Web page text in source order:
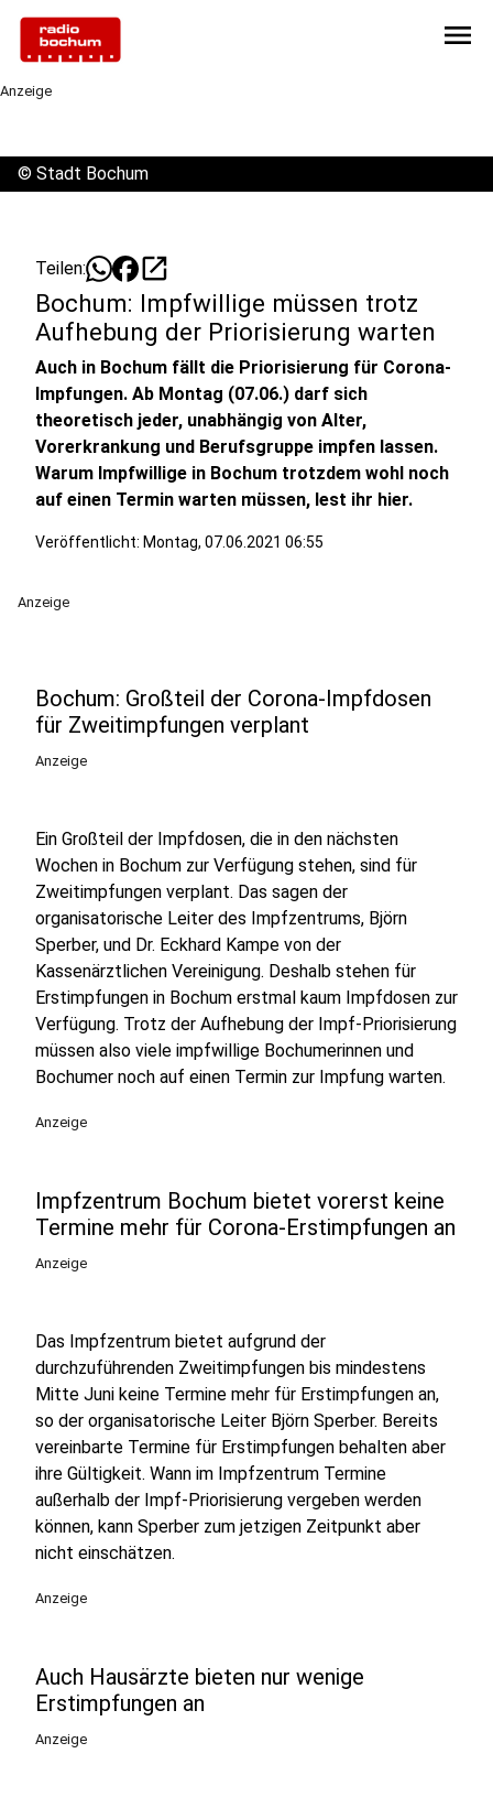
menu
Anzeige
© Stadt Bochum
Teilen: open_in_new
Bochum: Impfwillige müssen trotz
Aufhebung der Priorisierung warten
Auch in Bochum fällt die Priorisierung für Corona-
Impfungen. Ab Montag (07.06.) darf sich
theoretisch jeder, unabhängig von Alter,
Vorerkrankung und Berufsgruppe impfen lassen.
Warum Impfwillige in Bochum trotzdem wohl noch
auf einen Termin warten müssen, lest ihr hier.
Veröffentlicht: Montag, 07.06.2021 06:55
Anzeige
Bochum: Großteil der Corona-Impfdosen
für Zweitimpfungen verplant
Anzeige
Ein Großteil der Impfdosen, die in den nächsten
Wochen in Bochum zur Verfügung stehen, sind für
Zweitimpfungen verplant. Das sagen der
organisatorische Leiter des Impfzentrums, Björn
Sperber, und Dr. Eckhard Kampe von der
Kassenärztlichen Vereinigung. Deshalb stehen für
Erstimpfungen in Bochum erstmal kaum Impfdosen zur
Verfügung. Trotz der Aufhebung der Impf-Priorisierung
müssen also viele impfwillige Bochumerinnen und
Bochumer noch auf einen Termin zur Impfung warten.
Anzeige
Impfzentrum Bochum bietet vorerst keine
Termine mehr für Corona-Erstimpfungen an
Anzeige
Das Impfzentrum bietet aufgrund der
durchzuführenden Zweitimpfungen bis mindestens
Mitte Juni keine Termine mehr für Erstimpfungen an,
so der organisatorische Leiter Björn Sperber. Bereits
vereinbarte Termine für Erstimpfungen behalten aber
ihre Gültigkeit. Wann im Impfzentrum Termine
außerhalb der Impf-Priorisierung vergeben werden
können, kann Sperber zum jetzigen Zeitpunkt aber
nicht einschätzen.
Anzeige
Auch Hausärzte bieten nur wenige
Erstimpfungen an
Anzeige